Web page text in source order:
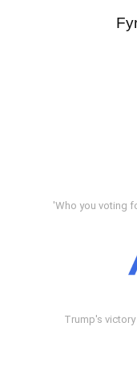
'Who you voting
Trump's